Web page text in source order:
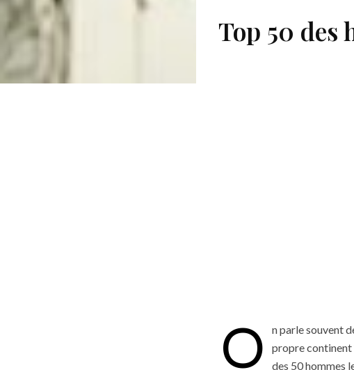
Top 50 des
O
n parle souvent
propre continent
des 50 hommes